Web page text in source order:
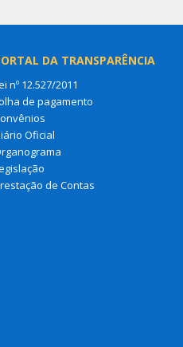
DA TRANSPARÊNCIA
nº 12.527/2011
de pagamento
Oficial
de Contas